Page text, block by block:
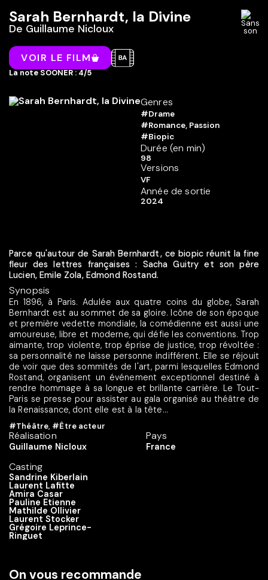
Sarah Bernhardt, la Divine
De Guillaume Nicloux
VOIR LE FILM
La note SOONER : 4/5
Genres
#Drame
#Romance, Passion
#Biopic
Durée (en min)
98
Versions
VF
Année de sortie
2024
Parce qu'autour de Sarah Bernhardt, ce biopic réunit la fine
fleur des lettres françaises : Sacha Guitry et son père
Lucien, Emile Zola, Edmond Rostand.
Synopsis
En 1896, à Paris. Adulée aux quatre coins du globe, Sarah
Bernhardt est au sommet de sa gloire. Icône de son époque
et première vedette mondiale, la comédienne est aussi une
amoureuse, libre et moderne, qui défie les conventions. Trop
aimante, trop violente, trop éprise de justice, trop révoltée :
sa personnalité ne laisse personne indifférent. Elle se réjouit
de voir que des sommités de l'art, parmi lesquelles Edmond
Rostand, organisent un événement exceptionnel destiné à
rendre hommage à sa longue et brillante carrière. Le Tout-
Paris se presse pour assister au gala organisé au théâtre de
la Renaissance, dont elle est à la tête...
#Théâtre, #Être acteur
Réalisation
Guillaume Nicloux
Casting
Sandrine Kiberlain
Laurent Lafitte
Amira Casar
Pauline Etienne
Mathilde Ollivier
Laurent Stocker
Grégoire Leprince-
Ringuet
Pays
France
On vous recommande